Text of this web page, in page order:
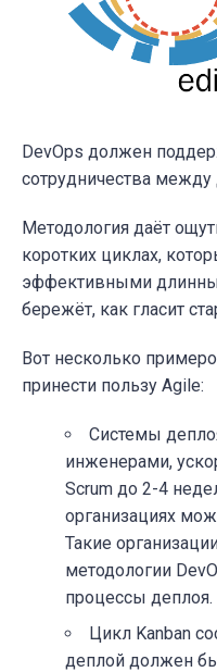
DevOps должен
сотрудничества
Методология даёт
коротких циклах,
эффективными
бережёт, как гласит
Вот несколько
принести пользу Agile:
Системы
инженерами,
Scrum до 2-4
организациях
Такие
методологии
процессы деплоя.
Цикл Kanban
деплой должен